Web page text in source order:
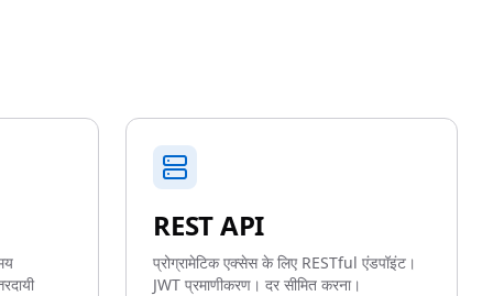
REST API
प्रोग्रामेटिक एक्सेस के लिए RESTful एंडपॉइंट।
JWT प्रमाणीकरण। दर सीमित करना।